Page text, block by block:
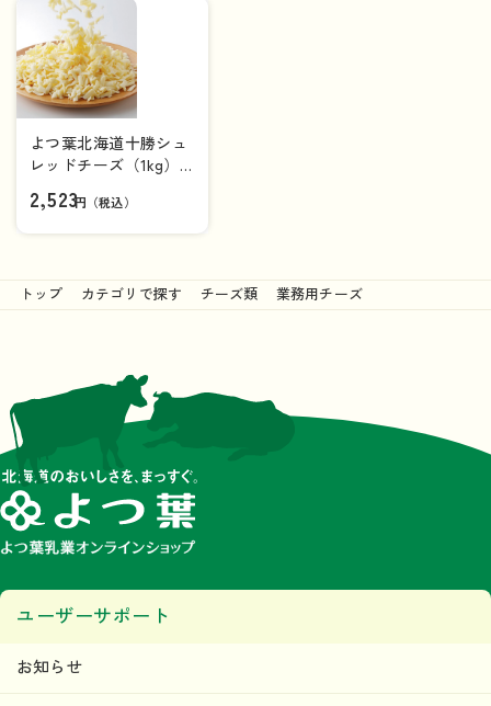
よつ葉北海道十勝シュ
レッドチーズ（1kg）
2,523円（税込）
トップ カテゴリで探す チーズ類 業務用チーズ
ユーザーサポート
お知らせ